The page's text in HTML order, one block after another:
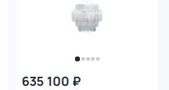
635 100 ₽